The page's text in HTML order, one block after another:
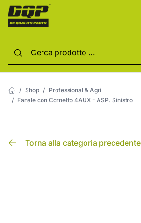
/ Shop / Professional & Agri
/ Fanale con Cornetto 4AUX - ASP. Sinistro
Torna alla categoria precedente